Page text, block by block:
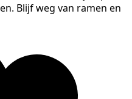
Blijf weg van ramen en